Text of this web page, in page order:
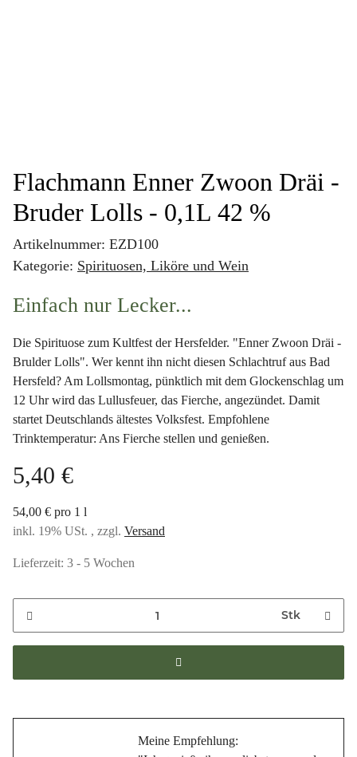
Flachmann Enner Zwoon Dräi -
Bruder Lolls - 0,1L 42 %
Artikelnummer: EZD100
Kategorie: Spirituosen, Liköre und Wein
Einfach nur Lecker...
Die Spirituose zum Kultfest der Hersfelder. "Enner Zwoon Dräi -
Brulder Lolls". Wer kennt ihn nicht diesen Schlachtruf aus Bad
Hersfeld? Am Lollsmontag, pünktlich mit dem Glockenschlag um
12 Uhr wird das Lullusfeuer, das Fierche, angezündet. Damit
startet Deutschlands ältestes Volksfest. Empfohlene
Trinktemperatur: Ans Fierche stellen und genießen.
5,40 €
54,00 € pro 1 l
inkl. 19% USt. , zzgl. Versand
Lieferzeit: 3 - 5 Wochen
Stk
Meine Empfehlung: